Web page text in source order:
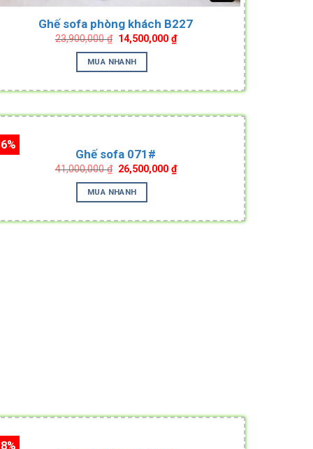
Ghế sofa phòng khách B227
23,900,000₫ Original
price
was:
23,900,000 ₫.
14,500,000₫Current
price
MUA NHANH
Ghế sofa 071#
41,000,000₫ Original
price
was:
41,000,000 ₫.
26,500,000₫Current
price
MUA NHANH